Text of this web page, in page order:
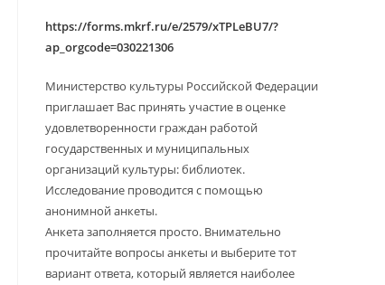
https://forms.mkrf.ru/e/2579/xTPLeBU7/?
ap_orgcode=030221306
Министерство культуры Российской Федерации
приглашает Вас принять участие в оценке
удовлетворенности граждан работой
государственных и муниципальных
организаций культуры: библиотек.
Исследование проводится с помощью
анонимной анкеты.
Анкета заполняется просто. Внимательно
прочитайте вопросы анкеты и выберите тот
вариант ответа, который является наиболее